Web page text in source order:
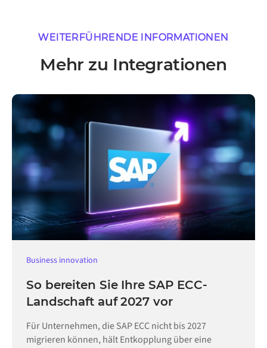
WEITERFÜHRENDE INFORMATIONEN
Mehr zu Integrationen
Business innovation
So bereiten Sie Ihre SAP ECC-
Landschaft auf 2027 vor
Für Unternehmen, die SAP ECC nicht bis 2027
migrieren können, hält Entkopplung über eine